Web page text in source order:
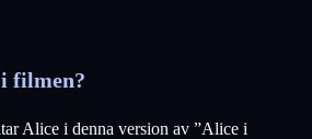
filmen?
Alice i denna version av ”Alice i